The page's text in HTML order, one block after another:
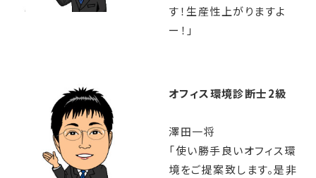
す！生産性上がりますよ
ー！」
オフィス環境診断士2級
澤田一将
「使い勝手良いオフィス環
境をご提案致します。是非